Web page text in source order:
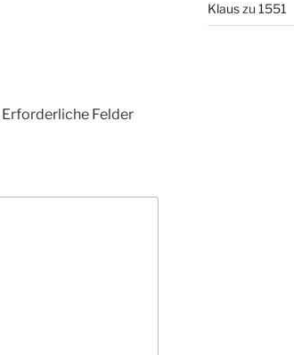
Erforderliche Felder
Klauszu 1551